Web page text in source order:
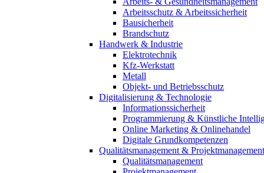
Arbeitsschutz & Arbeitssicherheit
Bausicherheit
Brandschutz
Handwerk & Industrie
Elektrotechnik
Kfz-Werkstatt
Metall
Objekt- und Betriebsschutz
Digitalisierung & Technologie
Informationssicherheit
Programmierung & Künstliche
Online Marketing & Onlinehandel
Digitale Grundkompetenzen
Qualitätsmanagement & Projektmanagement
Qualitätsmanagement